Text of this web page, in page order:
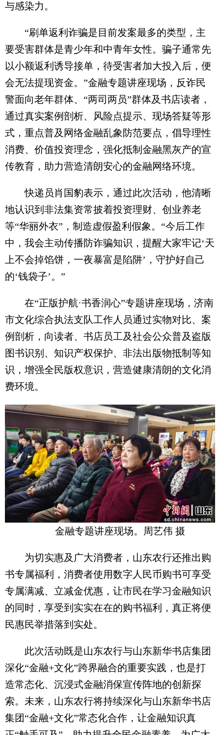
与感染力。
“刷单返利诈骗是目前发案最多的类型，主
要受害群体是青少年和中青年女性。骗子通常先
以小额返利诱导接单，待受害者加大投入后，便
会无法提现资金。”金融专题讲座现场，反诈民
警面向老年群体、“两司两员”群体及书店读者，
通过真实案例剖析、风险点提示、现场答疑等形
式，重点普及网络金融乱象防范要点，倡导理性
消费、价值投资理念，强化抵制金融黑灰产的宣
传教育，助力营造清朗安心的金融网络环境。
快递员肖国豹表示，通过此次活动，他清晰
地认识到非法集资常披着投资理财、创业养老
等“华丽外衣”，制造虚假盈利假象。“今后工作
中，我会主动传播防诈骗知识，提醒大家牢记‘天
上不会掉馅饼，一夜暴富是陷阱’，守护好自己
的‘钱袋子’。”
在“正版护航·书香润心”专题讲座现场，济南
市文化综合执法支队工作人员通过实物对比、案
例剖析，向读者、书店员工及社会公众普及盗版
图书识别、知识产权保护、非法出版物抵制等知
识，增强全民版权意识，营造健康清朗的文化消
费环境。
金融专题讲座现场。周艺伟 摄
为切实惠及广大消费者，山东农行还推出购
书专属福利，消费者使用数字人民币购书可享受
专属满减、立减金优惠，让市民在学习金融知识
的同时，享受到实实在在的购书福利，真正将便
民惠民举措落到实处。
此次活动既是山东农行与山东新华书店集团
深化“金融+文化”跨界融合的重要实践，也是打
造常态化、沉浸式金融消保宣传阵地的创新探
索。未来，山东农行将持续深化与山东新华书店
集团“金融+文化”常态化合作，让金融知识真